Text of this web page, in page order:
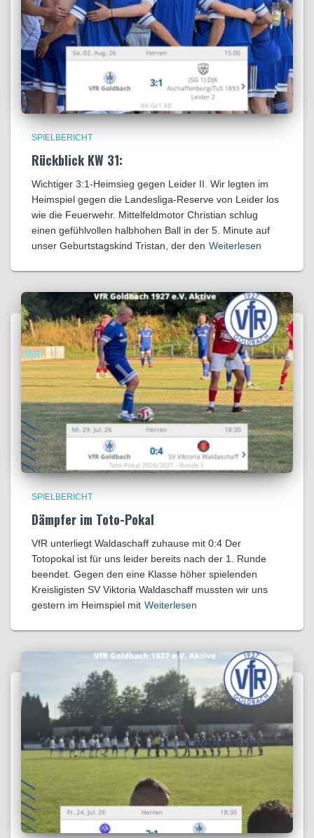
SPIELBERICHT
Rückblick KW 31:
Wichtiger 3:1-Heimsieg gegen Leider II. Wir legten im
Heimspiel gegen die Landesliga-Reserve von Leider los
wie die Feuerwehr. Mittelfeldmotor Christian schlug
einen gefühlvollen halbhohen Ball in der 5. Minute auf
unser Geburtstagskind Tristan, der den Weiterlesen
SPIELBERICHT
Dämpfer im Toto-Pokal
VfR unterliegt Waldaschaff zuhause mit 0:4​ Der
Totopokal ist für uns leider bereits nach der 1. Runde
beendet. Gegen den eine Klasse höher spielenden
Kreisligisten SV Viktoria Waldaschaff mussten wir uns
gestern im Heimspiel mit Weiterlesen